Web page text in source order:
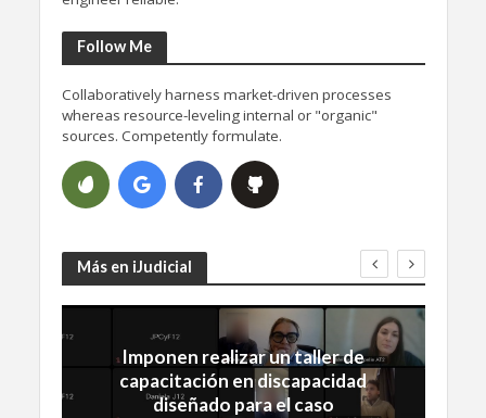
Follow Me
Collaboratively harness market-driven processes
whereas resource-leveling internal or "organic"
sources. Competently formulate.
Más en iJudicial
Imponen realizar un taller de
capacitación en discapacidad
diseñado para el caso